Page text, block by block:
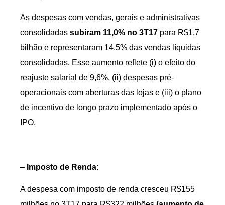
As despesas com vendas, gerais e administrativas
consolidadas subiram 11,0% no 3T17 para R$1,7
bilhão e representaram 14,5% das vendas líquidas
consolidadas. Esse aumento reflete (i) o efeito do
reajuste salarial de 9,6%, (ii) despesas pré-
operacionais com aberturas das lojas e (iii) o plano
de incentivo de longo prazo implementado após o
IPO.
– Imposto de Renda:
A despesa com imposto de renda cresceu R$155